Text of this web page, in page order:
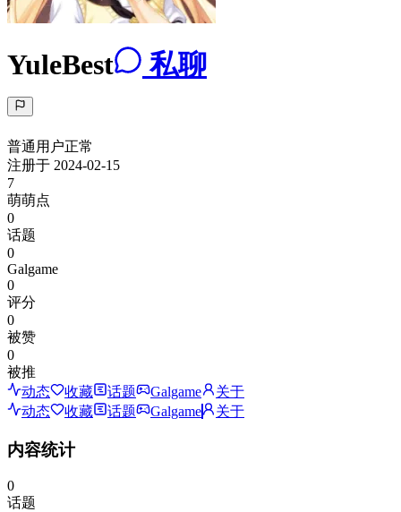
YuleBest 私聊
普通用户正常
注册于 2024-02-15
7
萌萌点
0
话题
0
Galgame
0
评分
0
被赞
0
被推
动态
收藏 话题 Galgame
关于
动态
收藏 话题 Galgame 关于
内容统计
0
话题